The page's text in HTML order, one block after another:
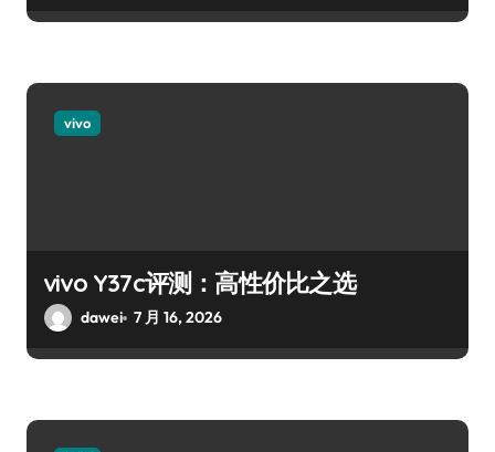
vivo
vivo Y37c评测：高性价比之选
dawei 7 月 16, 2026